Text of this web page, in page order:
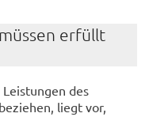
er­füllt
des
liegt vor,